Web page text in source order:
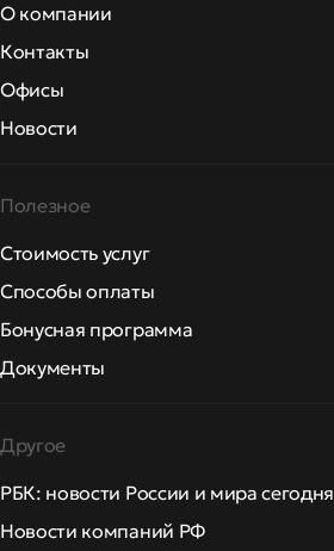
О компании
Контакты
Офисы
Новости
Полезное
Стоимость услуг
Способы оплаты
Бонусная программа
Документы
Другое
РБК: новости России и мира сегодня
Новости компаний РФ